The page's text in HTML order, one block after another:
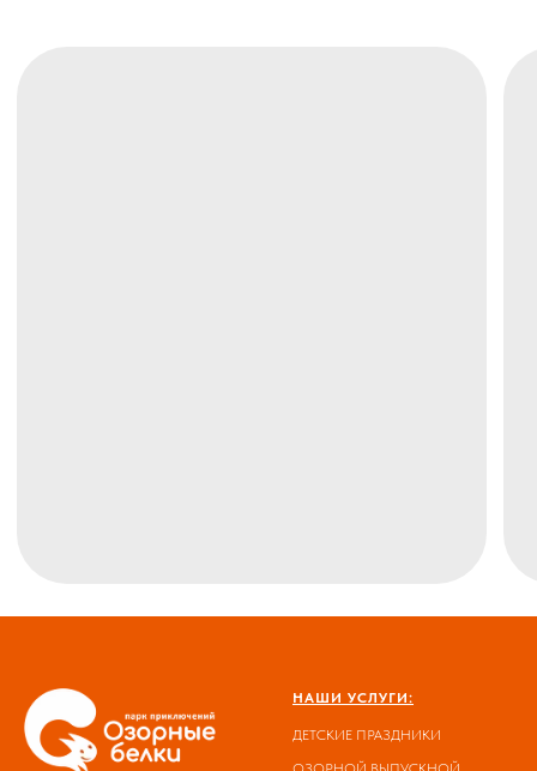
НАШИ УСЛУГИ:
ДЕТСКИЕ ПРАЗДНИКИ